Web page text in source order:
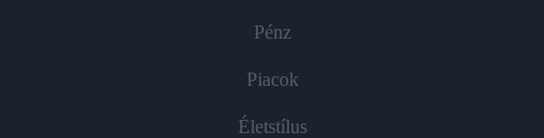
Pénz
Piacok
Életstílus